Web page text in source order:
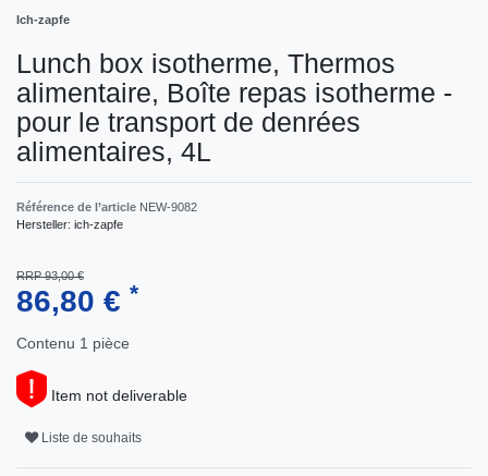
Ich-zapfe
Lunch box isotherme, Thermos
alimentaire, Boîte repas isotherme -
pour le transport de denrées
alimentaires, 4L
Référence de l’article NEW-9082
Hersteller: ich-zapfe
RRP 93,00 €
86,80 € *
Contenu 1 pièce
Item not deliverable
Liste de souhaits